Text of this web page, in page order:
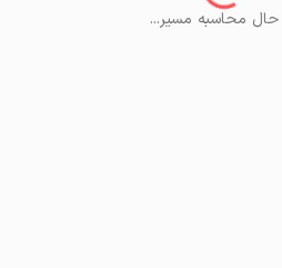
حال محاسبه مسیر...